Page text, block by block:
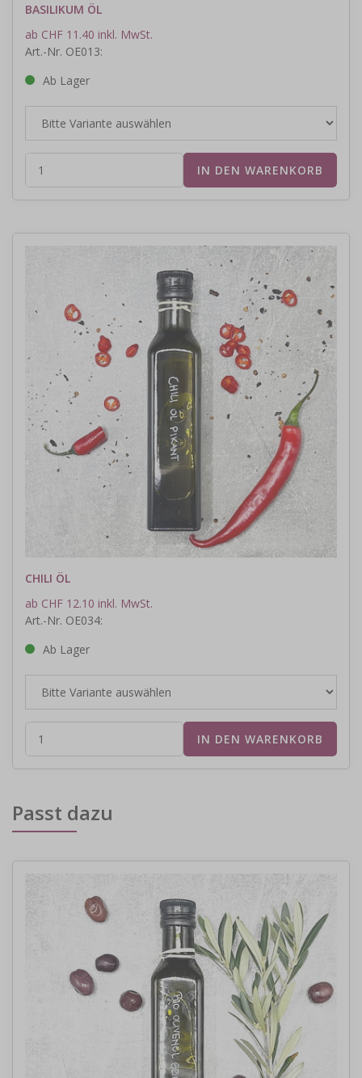
BASILIKUM ÖL
ab CHF 11.40 inkl. MwSt.
Art.-Nr. OE013:
Ab Lager
CHILI ÖL
ab CHF 12.10 inkl. MwSt.
Art.-Nr. OE034:
Ab Lager
Passt dazu